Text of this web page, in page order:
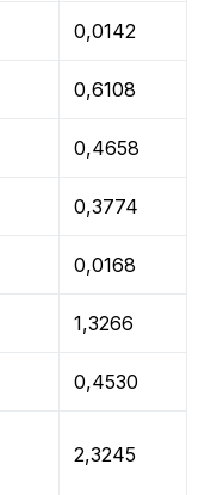
0,0142
0,6108
0,4658
0,3774
0,0168
1,3266
0,4530
2,3245